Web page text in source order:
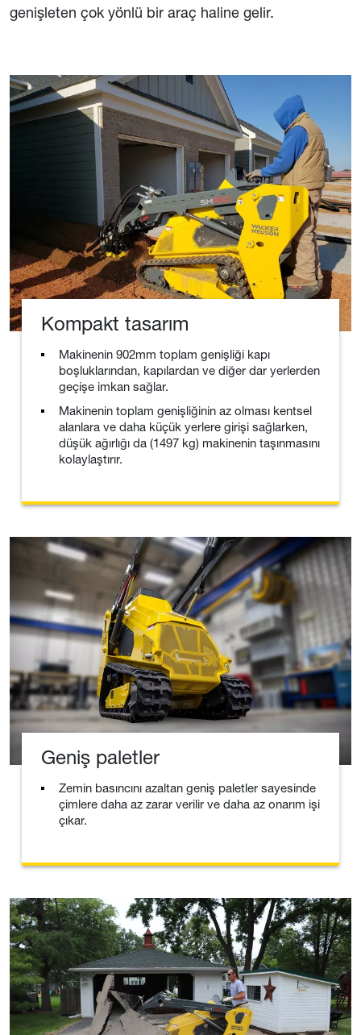
genişleten çok yönlü bir araç haline gelir.
Kompakt tasarım
Makinenin 902mm toplam genişliği kapı
boşluklarından, kapılardan ve diğer dar yerlerden
geçişe imkan sağlar.
Makinenin toplam genişliğinin az olması kentsel
alanlara ve daha küçük yerlere girişi sağlarken,
düşük ağırlığı da (1497 kg) makinenin taşınmasını
kolaylaştırır.
Geniş paletler
Zemin basıncını azaltan geniş paletler sayesinde
çimlere daha az zarar verilir ve daha az onarım işi
çıkar.